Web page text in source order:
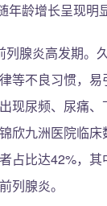
龄增长呈现明
列腺炎高发期。
等不良习惯，易
现尿频、尿痛、
欣九洲医院临床
占比达42%，其
列腺炎。